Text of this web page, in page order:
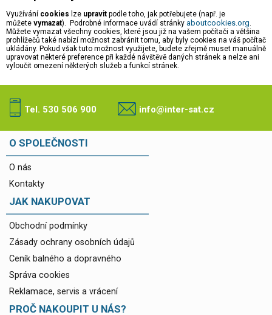
Využívání cookies lze upravit podle toho, jak potřebujete (např. je
můžete vymazat). Podrobné informace uvádí stránky aboutcookies.org.
Můžete vymazat všechny cookies, které jsou již na vašem počítači a většina
prohlížečů také nabízí možnost zabránit tomu, aby byly cookies na váš počítač
ukládány. Pokud však tuto možnost využijete, budete zřejmě muset manuálně
upravovat některé preference při každé návštěvě daných stránek a nelze ani
vyloučit omezení některých služeb a funkcí stránek.
Tel. 530 506 900 info@inter-sat.cz
O SPOLEČNOSTI
O nás
Kontakty
JAK NAKUPOVAT
Obchodní podmínky
Zásady ochrany osobních údajů
Ceník balného a dopravného
Správa cookies
Reklamace, servis a vrácení
PROČ NAKOUPIT U NÁS?